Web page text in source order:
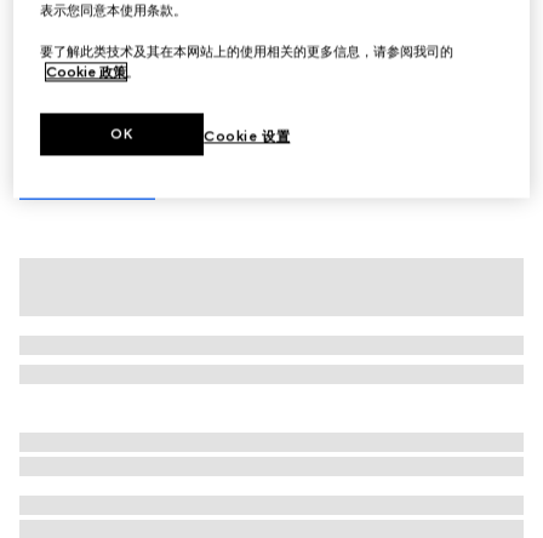
表示您同意本使用条款。
要了解此类技术及其在本网站上的使用相关的更多信息，请参阅我司的
Cookie 政策。
Cookie 设置
OK